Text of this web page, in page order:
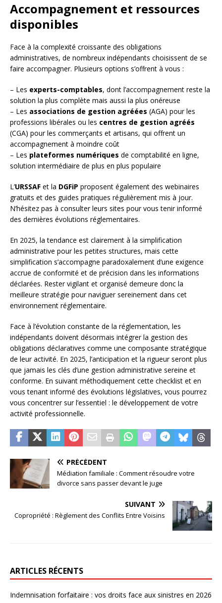
Accompagnement et ressources
disponibles
Face à la complexité croissante des obligations
administratives, de nombreux indépendants choisissent de se
faire accompagner. Plusieurs options s’offrent à vous :
– Les experts-comptables, dont l’accompagnement reste la
solution la plus complète mais aussi la plus onéreuse
– Les associations de gestion agréées (AGA) pour les
professions libérales ou les centres de gestion agréés
(CGA) pour les commerçants et artisans, qui offrent un
accompagnement à moindre coût
– Les plateformes numériques de comptabilité en ligne,
solution intermédiaire de plus en plus populaire
L’URSSAF et la DGFiP proposent également des webinaires
gratuits et des guides pratiques régulièrement mis à jour.
N’hésitez pas à consulter leurs sites pour vous tenir informé
des dernières évolutions réglementaires.
En 2025, la tendance est clairement à la simplification
administrative pour les petites structures, mais cette
simplification s’accompagne paradoxalement d’une exigence
accrue de conformité et de précision dans les informations
déclarées. Rester vigilant et organisé demeure donc la
meilleure stratégie pour naviguer sereinement dans cet
environnement réglementaire.
Face à l’évolution constante de la réglementation, les
indépendants doivent désormais intégrer la gestion des
obligations déclaratives comme une composante stratégique
de leur activité. En 2025, l’anticipation et la rigueur seront plus
que jamais les clés d’une gestion administrative sereine et
conforme. En suivant méthodiquement cette checklist et en
vous tenant informé des évolutions législatives, vous pourrez
vous concentrer sur l’essentiel : le développement de votre
activité professionnelle.
PRÉCÉDENT
Médiation familiale : Comment résoudre votre
divorce sans passer devant le juge
SUIVANT
Copropriété : Règlement des Conflits Entre Voisins
ARTICLES RÉCENTS
Indemnisation forfaitaire : vos droits face aux sinistres en 2026